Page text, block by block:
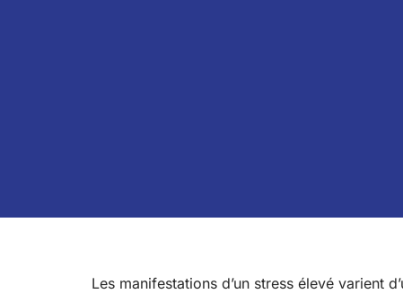
Les manifestations d’un stress élevé varient